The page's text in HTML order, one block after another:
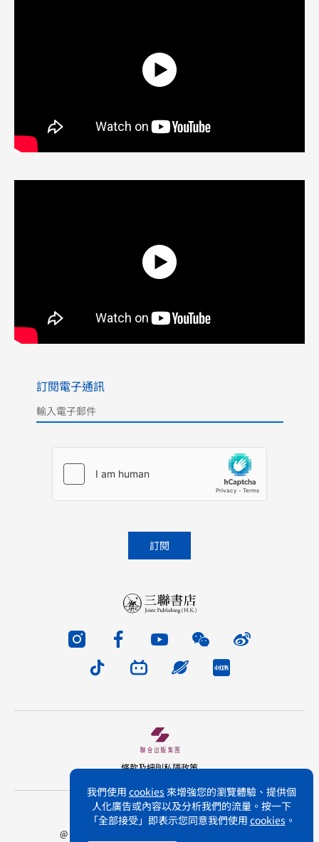
我們使用 cookies 來增強您的瀏覽體驗、提供個
人化廣告或內容以及分析我們的流量。按一下
「全部接受」即表示您同意我們使用 cookies 。
訂閱電子通訊
版權所有 不得轉載 三聯書店(香港)有限公司
@ Joint Publishing (Hong Kong) Company Limited.
條款及細則私隱政策